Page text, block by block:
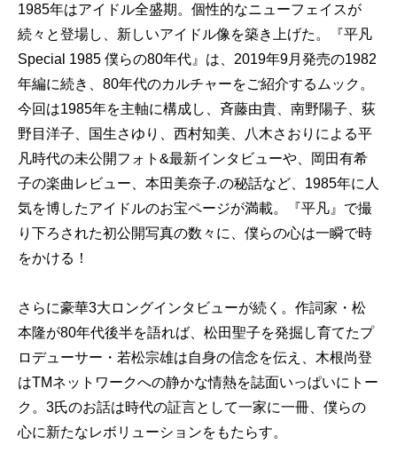
1985年はアイドル全盛期。個性的なニューフェイスが
続々と登場し、新しいアイドル像を築き上げた。『平凡
Special 1985 僕らの80年代』は、2019年9月発売の1982
年編に続き、80年代のカルチャーをご紹介するムック。
今回は1985年を主軸に構成し、斉藤由貴、南野陽子、荻
野目洋子、国生さゆり、西村知美、八木さおりによる平
凡時代の未公開フォト&最新インタビューや、岡田有希
子の楽曲レビュー、本田美奈子.の秘話など、1985年に人
気を博したアイドルのお宝ページが満載。『平凡』で撮
り下ろされた初公開写真の数々に、僕らの心は一瞬で時
をかける！
さらに豪華3大ロングインタビューが続く。作詞家・松
本隆が80年代後半を語れば、松田聖子を発掘し育てたプ
ロデューサー・若松宗雄は自身の信念を伝え、木根尚登
はTMネットワークへの静かな情熱を誌面いっぱいにトー
ク。3氏のお話は時代の証言として一家に一冊、僕らの
心に新たなレボリューションをもたらす。